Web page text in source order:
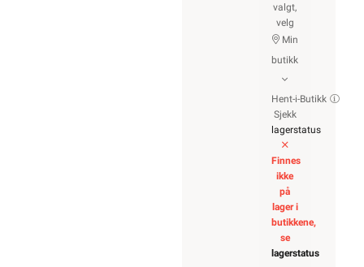
valgt,
velg
Min
butikk
Hent-i-Butikk
Sjekk
lagerstatus
Finnes
ikke
på
lager i
butikkene,
se
lagerstatus